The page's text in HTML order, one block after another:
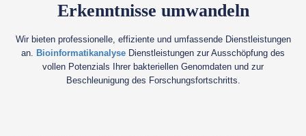
Erkenntnisse umwandeln
Wir bieten professionelle, effiziente und umfassende Dienstleistungen
an. Bioinformatikanalyse Dienstleistungen zur Ausschöpfung des
vollen Potenzials Ihrer bakteriellen Genomdaten und zur
Beschleunigung des Forschungsfortschritts.